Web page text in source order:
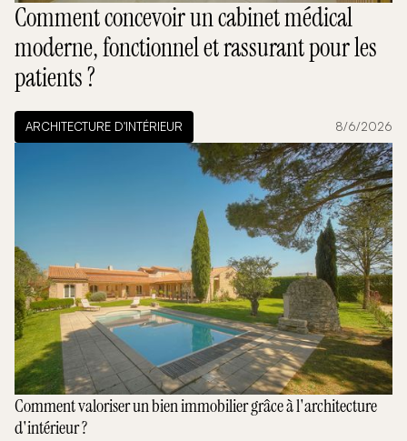
Comment concevoir un cabinet médical
moderne, fonctionnel et rassurant pour les
patients ?
ARCHITECTURE D'INTÉRIEUR 8/6/2026
Comment valoriser un bien immobilier grâce à l'architecture
d'intérieur ?